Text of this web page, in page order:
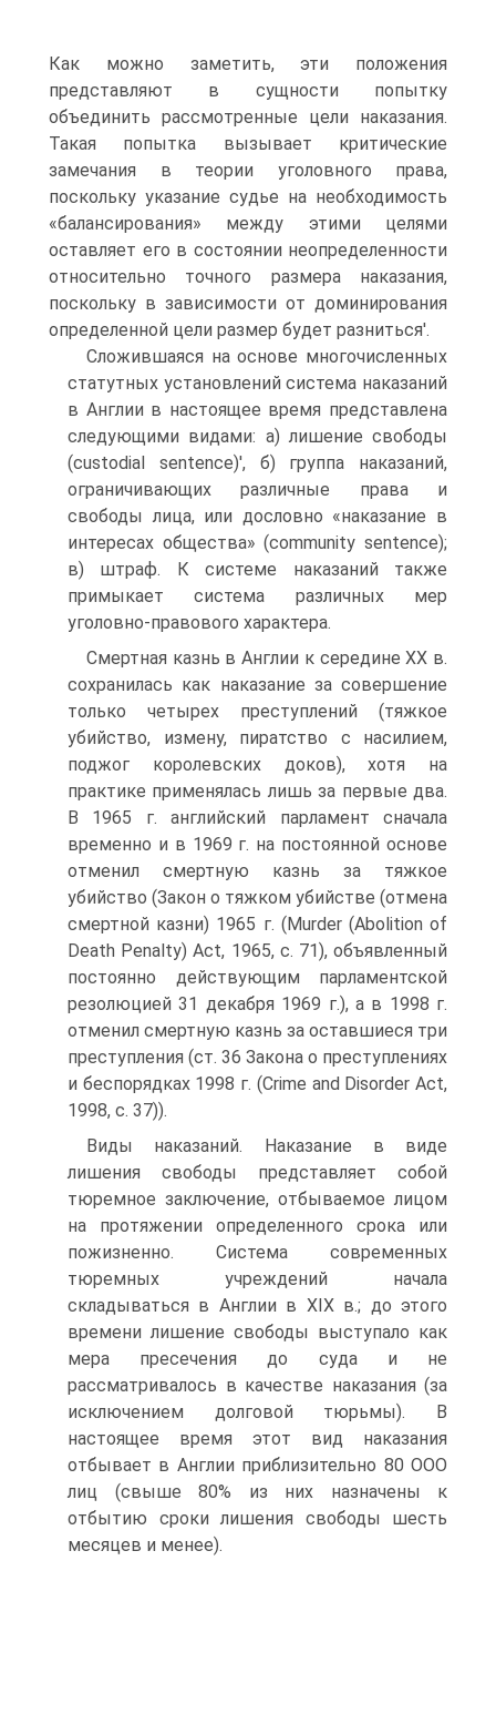
Как можно заметить, эти положения
представляют в сущности попытку
объединить рассмотренные цели наказания.
Такая попытка вызывает критические
замечания в теории уголовного права,
поскольку указание судье на необходимость
«балансирования» между этими целями
оставляет его в состоянии неопределенности
относительно точного размера наказания,
поскольку в зависимости от доминирования
определенной цели размер будет разниться'.
Сложившаяся на основе многочисленных
статутных установлений система наказаний
в Англии в настоящее время представлена
следующими видами: а) лишение свободы
(custodial sentence)', б) группа наказаний,
ограничивающих различные права и
свободы лица, или дословно «наказание в
интересах общества» (community sentence);
в) штраф. К системе наказаний также
примыкает система различных мер
уголовно-правового характера.
Смертная казнь в Англии к середине XX в.
сохранилась как наказание за совершение
только четырех преступлений (тяжкое
убийство, измену, пиратство с насилием,
поджог королевских доков), хотя на
практике применялась лишь за первые два.
В 1965 г. английский парламент сначала
временно и в 1969 г. на постоянной основе
отменил смертную казнь за тяжкое
убийство (Закон о тяжком убийстве (отмена
смертной казни) 1965 г. (Murder (Abolition of
Death Penalty) Act, 1965, c. 71), объявленный
постоянно действующим парламентской
резолюцией 31 декабря 1969 г.), а в 1998 г.
отменил смертную казнь за оставшиеся три
преступления (ст. 36 Закона о преступлениях
и беспорядках 1998 г. (Crime and Disorder Act,
1998, с. 37)).
Виды наказаний. Наказание в виде
лишения свободы представляет собой
тюремное заключение, отбываемое лицом
на протяжении определенного срока или
пожизненно. Система современных
тюремных учреждений начала
складываться в Англии в XIX в.; до этого
времени лишение свободы выступало как
мера пресечения до суда и не
рассматривалось в качестве наказания (за
исключением долговой тюрьмы). В
настоящее время этот вид наказания
отбывает в Англии приблизительно 80 ООО
лиц (свыше 80% из них назначены к
отбытию сроки лишения свободы шесть
месяцев и менее).